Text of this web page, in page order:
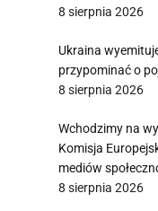
8 sierpnia 2026
Ukraina
przypominać o
8 sierpnia 2026
Wchodzimy na
Komisja
mediów
8 sierpnia 2026